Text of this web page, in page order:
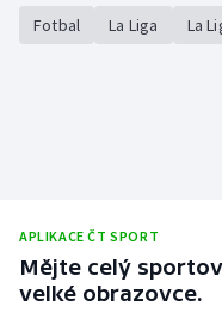
Fotbal La Liga La
APLIKACE ČT SPORT
Mějte celý
velké obrazovce.